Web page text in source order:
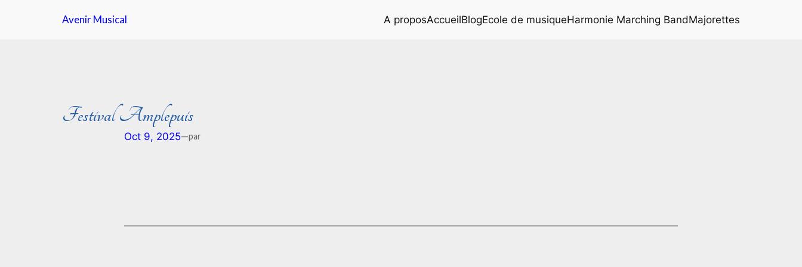
Avenir Musical A proposAccueilBlogEcole de musiqueHarmonie Marching BandMajorettes
Festival Amplepuis
Oct 9, 2025—par